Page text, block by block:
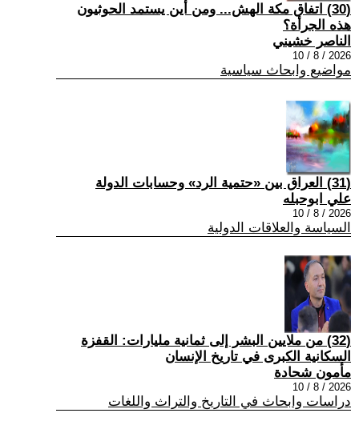
(30) اتفاق مكة الهش... ومن أين يستمد الحوثيون
هذه الجرأة؟
الناصر خشيني
2026 / 8 / 10
مواضيع وابحاث سياسية
(31) العراق بين «حتمية الرد» وحسابات الدولة
علي ابوحبله
2026 / 8 / 10
السياسة والعلاقات الدولية
(32) من ملايين البشر إلى ثمانية مليارات: القفزة
السكانية الكبرى في تاريخ الإنسان
مأمون شحادة
2026 / 8 / 10
دراسات وابحاث في التاريخ والتراث واللغات